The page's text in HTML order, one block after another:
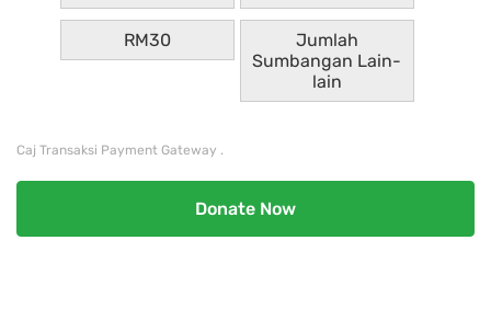
RM30
Jumlah
Sumbangan Lain-
lain
Caj Transaksi Payment Gateway .
Donate Now